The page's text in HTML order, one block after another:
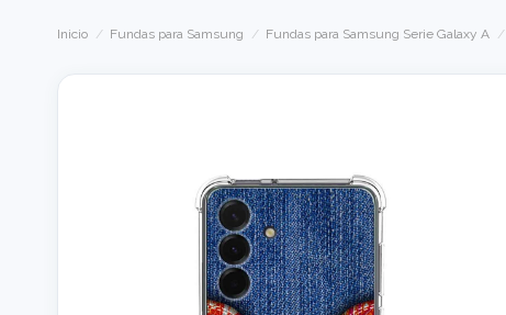
Inicio Fundas para Samsung Fundas para Samsung Serie Galaxy A